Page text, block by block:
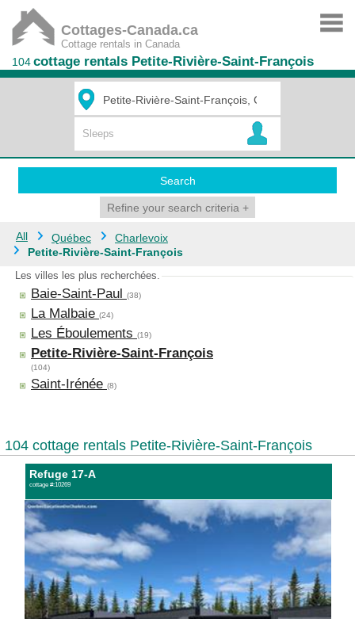
Cottages-Canada.ca
Cottage rentals in Canada
104cottage rentals Petite-Rivière-Saint-François
Search
Refine your search criteria +
All Québec
Charlevoix
Petite-Rivière-Saint-François
Les villes les plus recherchées.
Baie-Saint-Paul (38)
La Malbaie (24)
Les Éboulements (19)
Petite-Rivière-Saint-François
(104)
Saint-Irénée (8)
104 cottage rentals Petite-Rivière-Saint-François
Refuge 17-A
cottage #:10269